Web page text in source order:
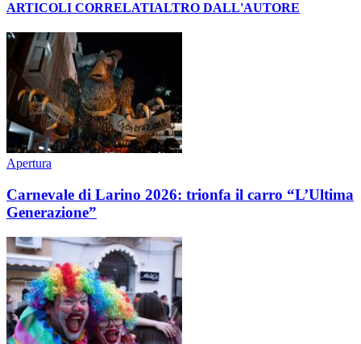
ARTICOLI CORRELATIALTRO DALL'AUTORE
Apertura
Carnevale di Larino 2026: trionfa il carro “L’Ultima
Generazione”